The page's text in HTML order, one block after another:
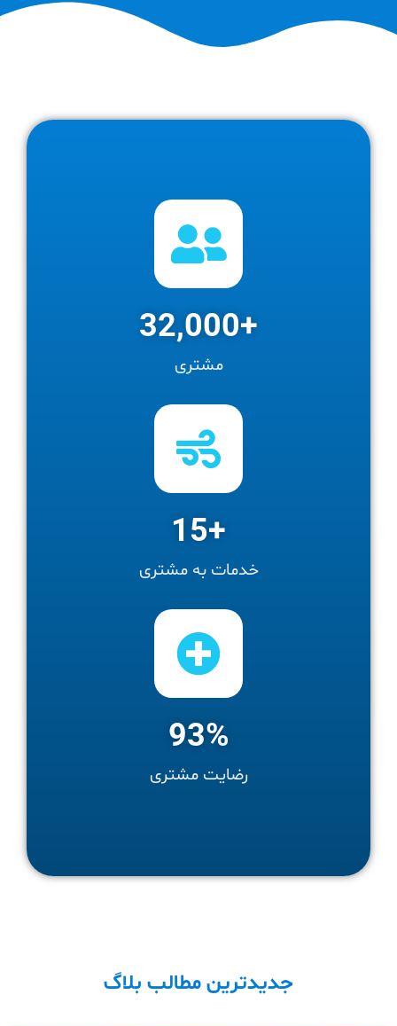
مشتری
+
32,000
خدمات به مشتری
+
15
رضایت مشتری
%
93
جدیدترین مطالب بلاگ